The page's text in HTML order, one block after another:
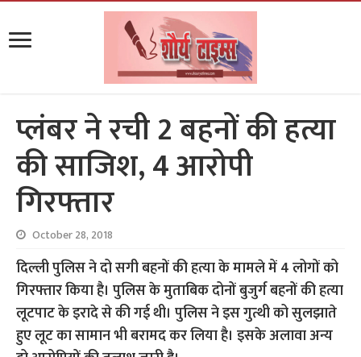
प्लंबर ने रची 2 बहनों की हत्या
की साजिश, 4 आरोपी
गिरफ्तार
October 28, 2018
दिल्ली पुलिस ने दो सगी बहनों की हत्या के मामले में 4 लोगों को
गिरफ्तार किया है। पुलिस के मुताबिक दोनों बुजुर्ग बहनों की हत्या
लूटपाट के इरादे से की गई थी। पुलिस ने इस गुत्थी को सुलझाते
हुए लूट का सामान भी बरामद कर लिया है। इसके अलावा अन्य